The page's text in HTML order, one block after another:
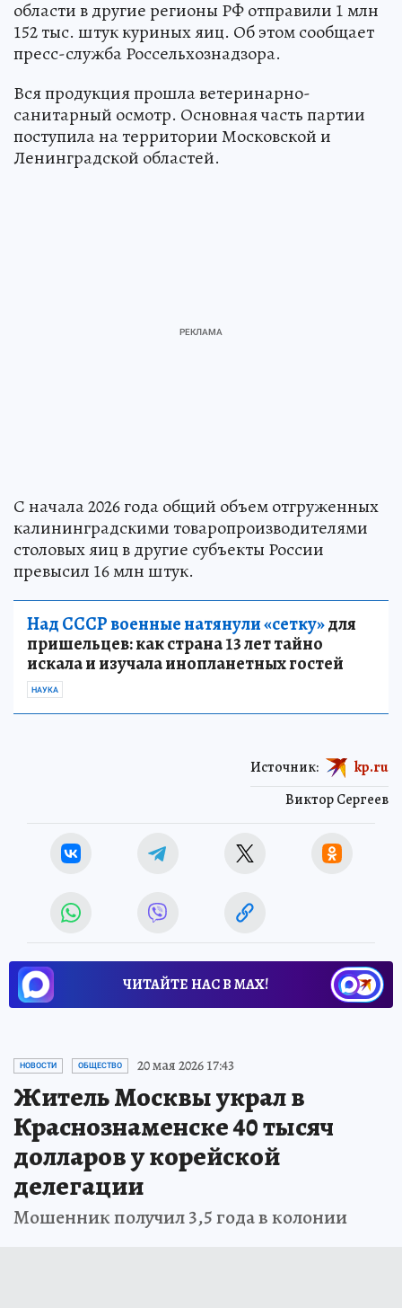
области в другие регионы РФ отправили 1 млн
152 тыс. штук куриных яиц. Об этом сообщает
пресс-служба Россельхознадзора.
Вся продукция прошла ветеринарно-
санитарный осмотр. Основная часть партии
поступила на территории Московской и
Ленинградской областей.
С начала 2026 года общий объем отгруженных
калининградскими товаропроизводителями
столовых яиц в другие субъекты России
превысил 16 млн штук.
Над СССР военные натянули «сетку»для
пришельцев: как страна 13 лет тайно
искала и изучала инопланетных гостей
НАУКА
Виктор Сергеев
Источник: kp.ru
ЧИТАЙТЕ НАС В МАХ!
НОВОСТИ ОБЩЕСТВО 20 мая 2026 17:43
Житель Москвы украл в
Краснознаменске 40 тысяч
долларов у корейской
делегации
Мошенник получил 3,5 года в колонии